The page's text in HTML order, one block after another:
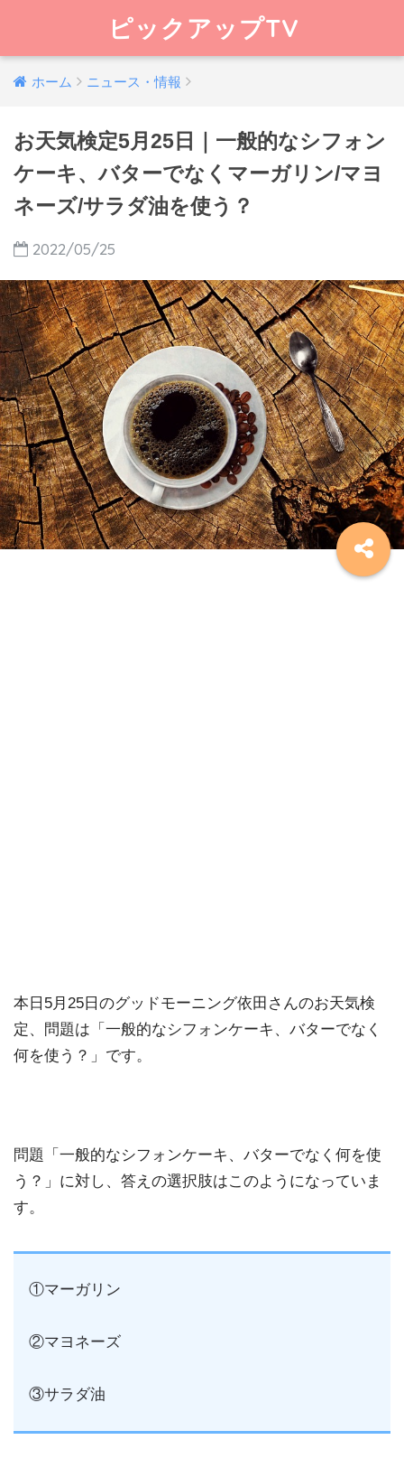
ピックアップTV
ホーム ニュース・情報
お天気検定5月25日｜一般的なシフォン
ケーキ、バターでなくマーガリン/マヨ
ネーズ/サラダ油を使う？
2022/05/25
本日5月25日のグッドモーニング依田さんのお天気検
定、問題は「一般的なシフォンケーキ、バターでなく
何を使う？」です。
問題「一般的なシフォンケーキ、バターでなく何を使
う？」に対し、答えの選択肢はこのようになっていま
す。
①マーガリン
②マヨネーズ
③サラダ油